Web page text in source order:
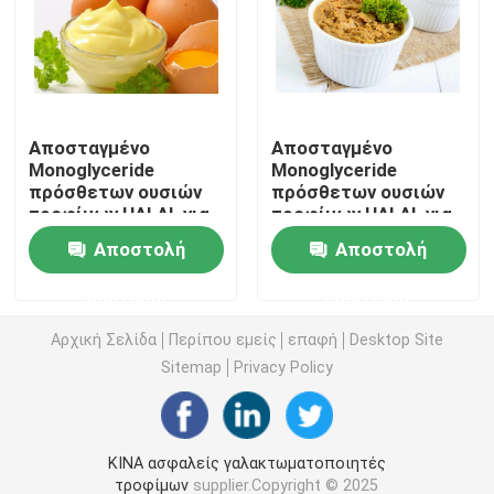
E471 γαλακτωματοποιητής τροφίμων
Φυσικοί γαλακτωματοποιητές τροφίμων
Αποσταγμένο Monoglyceride
Μονο και diglycerides
Monostearate γλυκερίνης
Γαλακτωματοποιητής βελτιωτών κέικ
Αποσταγμένο
Monoglyceride
πρόσθετων ουσιών
τροφίμων HALAL για
τη μαγιονέζα
Αποστολή
Αποσταγμένο
Monoglyceride
πρόσθετων ουσιών
τροφίμων HALAL για
την κόλλα
Αποστολή
Αρχική Σελίδα Περίπου εμείς επαφή
Desktop Site
Sitemap
Privacy Policy
ΚΙΝΑ ασφαλείς γαλακτωματοποιητές
τροφίμων supplier.Copyright © 2025